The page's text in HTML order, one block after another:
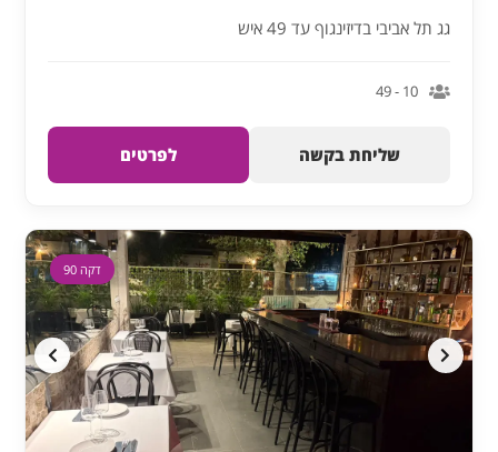
גג תל אביבי בדיזינגוף עד 49 איש
10 - 49
שליחת בקשה לפרטים
דקה 90